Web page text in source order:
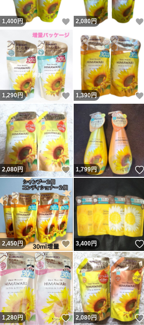
1,400 円 いいね！
2,080円
1,290円 いいね！
1,390円
2,080円 いいね！
1,799円
2,450円 いいね！
3,400円
1,280円 いいね！
2,080円